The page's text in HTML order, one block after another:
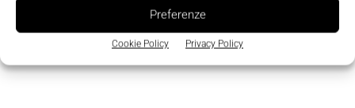
Preferenze
Cookie Policy Privacy Policy